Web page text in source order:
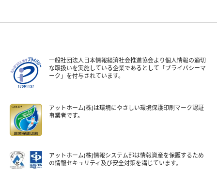
一般社団法人日本情報経済社会推進協会より個人情報の適切
な取扱いを実施している企業であるとして「プライバシーマ
ーク」を付与されています。
アットホーム(株)は環境にやさしい環境保護印刷マーク認証
事業者です。
アットホーム(株)情報システム部は情報資産を保護するため
の情報セキュリティ及び安全対策を講じています。